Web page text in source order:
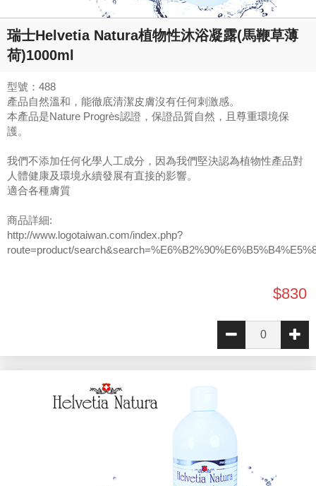
瑞士Helvetia Natura植物性沐浴凝露(馬鞭草薄
荷)1000ml
型號：488
產品自然溫和，能徹底清潔皮膚沒有任何刺激感。
本產品是Nature Progrès認證，保證品質自然，且尊重環境保
護。
我們不添加任何化學人工成分，因為我們堅決認為植物性產品對
人體健康及環境永續發展有直接的影響。
適合各種膚質
商品詳細:
http://www.logotaiwan.com/index.php?
route=product/
$830